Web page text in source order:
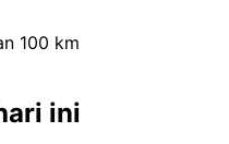
100 km
ini